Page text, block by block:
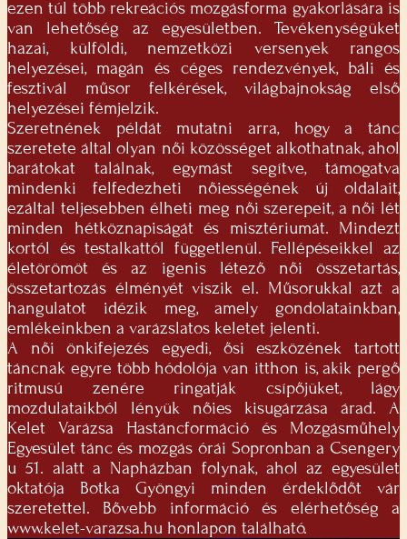
ezen túl több rekreációs mozgásforma gyakorlására is
van lehetőség az egyesületben. Tevékenységüket
hazai, külföldi, nemzetközi versenyek rangos
helyezései, magán és céges rendezvények, báli és
fesztivál műsor felkérések, világbajnokság első
helyezései fémjelzik.
Szeretnének példát mutatni arra, hogy a tánc
szeretete által olyan női közösséget alkothatnak, ahol
barátokat találnak, egymást segítve, támogatva
mindenki felfedezheti nőiességének új oldalait,
ezáltal teljesebben élheti meg női szerepeit, a női lét
minden hétköznapiságát és misztériumát. Mindezt
kortól és testalkattól függetlenül. Fellépéseikkel az
életörömöt és az igenis létező női összetartás,
összetartozás élményét viszik el. Műsorukkal azt a
hangulatot idézik meg, amely gondolatainkban,
emlékeinkben a varázslatos keletet jelenti.
A női önkifejezés egyedi, ősi eszközének tartott
táncnak egyre több hódolója van itthon is, akik pergő
ritmusú zenére ringatják csípőjüket, lágy
mozdulataikból lényük nőies kisugárzása árad. A
Kelet Varázsa Hastáncformáció és Mozgásműhely
Egyesület tánc és mozgás órái Sopronban a Csengery
u 51. alatt a Napházban folynak, ahol az egyesület
oktatója Botka Gyöngyi minden érdeklődőt vár
szeretettel. Bővebb információ és elérhetőség a
www.kelet-varazsa.hu honlapon található.